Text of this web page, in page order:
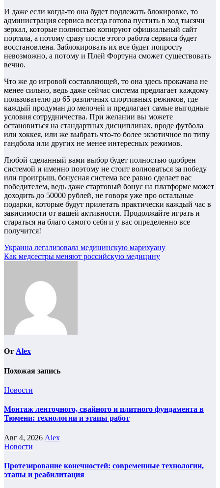
И даже если когда-то она будет подлежать блокировке, то
администрация сервиса всегда готова пустить в ход тысячи
зеркал, которые полностью копируют официальный сайт
портала, а потому сразу после этого работа сервиса будет
восстановлена. Заблокировать их все будет попросту
невозможно, а потому и Плей Фортуна сможет существовать
вечно.
Что же до игровой составляющей, то она здесь прокачана не
менее сильно, ведь даже сейчас система предлагает каждому
пользователю до 65 различных спортивных режимов, где
каждый продуман до мелочей и предлагает самые выгодные
условия сотрудничества. При желании вы можете
остановиться на стандартных дисциплинах, вроде футбола
или хоккея, или же выбрать что-то более экзотичное по типу
гандбола или других не менее интересных режимов.
Любой сделанный вами выбор будет полностью одобрен
системой и именно поэтому не стоит волноваться за победу
или проигрыш, бонусная система все равно сделает вас
победителем, ведь даже стартовый бонус на платформе может
доходить до 50000 рублей, не говоря уже про остальные
подарки, которые будут прилетать практически каждый час в
зависимости от вашей активности. Продолжайте играть и
стараться на благо самого себя и у вас определенно все
получится!
Навигация
по
Украина легализовала медицинскую марихуану
Как медсестры меняют российскую медицину
От Alex
Похожая запись
Новости
Монтаж ленточного, свайного и плитного фундамента в
Тюмени: технологии и этапы работ
Авг 4, 2026 Alex
Новости
Протезирование конечностей: современные технологии,
этапы и реабилитация